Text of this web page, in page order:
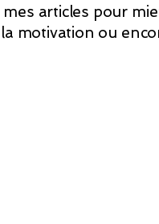
mes articles pour
motivation ou